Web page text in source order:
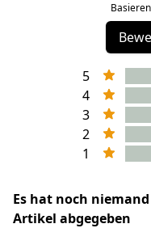
5
4
3
2
1
Es hat noch
Artikel abgegeben